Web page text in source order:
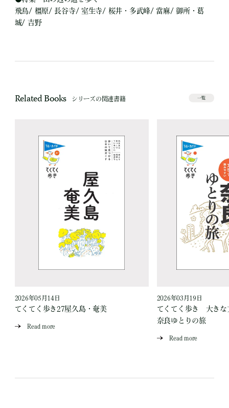
飛鳥/ 橿原/ 長谷寺/ 室生寺/ 桜井・多武峰/ 當麻/ 御所・葛
城/ 吉野
Related Books シリーズの関連書籍 一覧
2026年05月14日
てくてく歩き27屋久島・奄美
Read more
2026年03月19日
てくてく歩き 大き
奈良ゆとりの旅
Read more